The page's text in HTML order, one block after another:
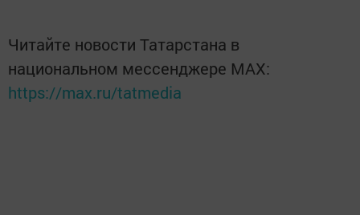
Читайте новости Татарстана в
национальном мессенджере MАХ:
https://max.ru/tatmedia